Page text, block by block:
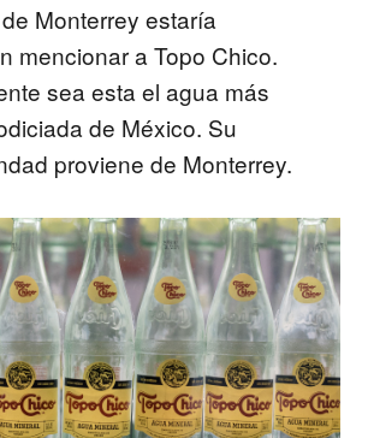
Monterrey estaría
mencionar a Topo Chico.
sea esta el agua más
de México. Su
proviene de Monterrey.